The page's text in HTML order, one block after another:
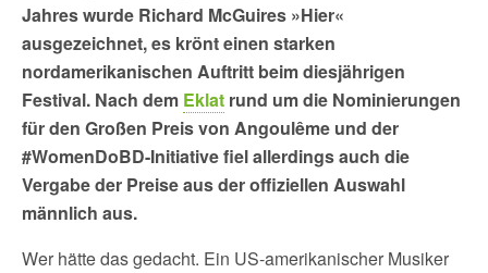
Jahres wurde Richard McGuires »Hier«
ausgezeichnet, es krönt einen starken
nordamerikanischen Auftritt beim diesjährigen
Festival. Nach dem Eklat rund um die Nominierungen
für den Großen Preis von Angoulême und der
#WomenDoBD-Initiative fiel allerdings auch die
Vergabe der Preise aus der offiziellen Auswahl
männlich aus.
Wer hätte das gedacht. Ein US-amerikanischer Musiker